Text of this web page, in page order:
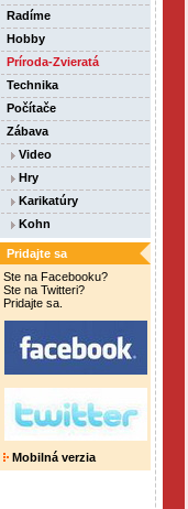
Radíme
Hobby
Príroda-Zvieratá
Technika
Počítače
Zábava
Video
Hry
Karikatúry
Kohn
Pridajte sa
Ste na Facebooku?
Ste na Twitteri?
Pridajte sa.
Mobilná verzia